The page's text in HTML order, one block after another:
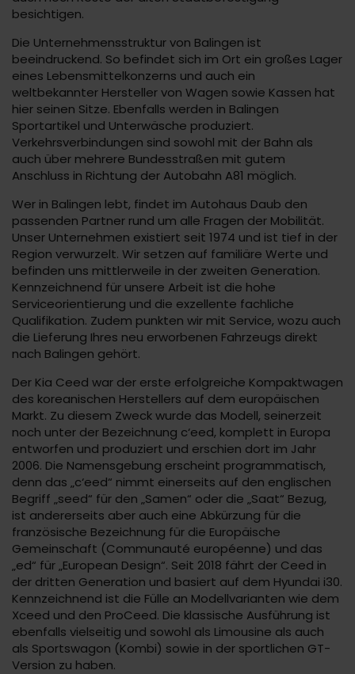
besichtigen.
Die Unternehmensstruktur von Balingen ist
beeindruckend. So befindet sich im Ort ein großes Lager
eines Lebensmittelkonzerns und auch ein
weltbekannter Hersteller von Wagen sowie Kassen hat
hier seinen Sitze. Ebenfalls werden in Balingen
Sportartikel und Unterwäsche produziert.
Verkehrsverbindungen sind sowohl mit der Bahn als
auch über mehrere Bundesstraßen mit gutem
Anschluss in Richtung der Autobahn A81 möglich.
Wer in Balingen lebt, findet im Autohaus Daub den
passenden Partner rund um alle Fragen der Mobilität.
Unser Unternehmen existiert seit 1974 und ist tief in der
Region verwurzelt. Wir setzen auf familiäre Werte und
befinden uns mittlerweile in der zweiten Generation.
Kennzeichnend für unsere Arbeit ist die hohe
Serviceorientierung und die exzellente fachliche
Qualifikation. Zudem punkten wir mit Service, wozu auch
die Lieferung Ihres neu erworbenen Fahrzeugs direkt
nach Balingen gehört.
Der Kia Ceed war der erste erfolgreiche Kompaktwagen
des koreanischen Herstellers auf dem europäischen
Markt. Zu diesem Zweck wurde das Modell, seinerzeit
noch unter der Bezeichnung c‘eed, komplett in Europa
entworfen und produziert und erschien dort im Jahr
2006. Die Namensgebung erscheint programmatisch,
denn das „c‘eed“ nimmt einerseits auf den englischen
Begriff „seed“ für den „Samen“ oder die „Saat“ Bezug,
ist andererseits aber auch eine Abkürzung für die
französische Bezeichnung für die Europäische
Gemeinschaft (Communauté européenne) und das
„ed“ für „European Design“. Seit 2018 fährt der Ceed in
der dritten Generation und basiert auf dem Hyundai i30.
Kennzeichnend ist die Fülle an Modellvarianten wie dem
Xceed und den ProCeed. Die klassische Ausführung ist
ebenfalls vielseitig und sowohl als Limousine als auch
als Sportswagon (Kombi) sowie in der sportlichen GT-
Version zu haben.